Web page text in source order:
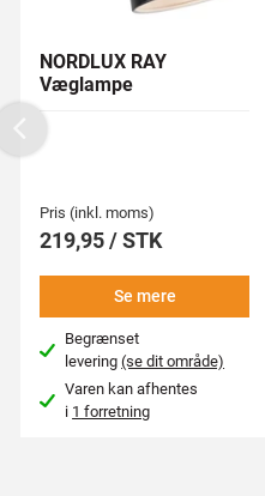
NORDLUX RAY
Væglampe
Pris (inkl. moms)
219,95 / STK
Se mere
Begrænset
levering(se dit område)
Varen kan afhentes
i 1 forretning
Previous